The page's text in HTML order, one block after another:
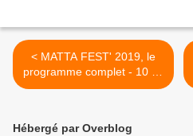
< MATTA FEST' 2019, le
programme complet - 10 au
14 août !
Hébergé par Overblog